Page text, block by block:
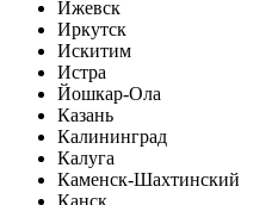
Ижевск
Иркутск
Искитим
Истра
Йошкар-Ола
Казань
Калининград
Калуга
Каменск-Шахтинский
Канск